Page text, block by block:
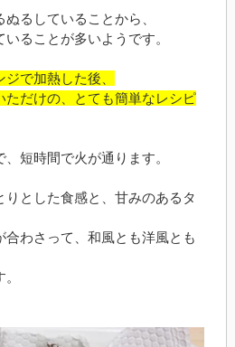
るしていることから、
ることが多いようです。
で加熱した後、
ただけの、とても簡単なレシピ
短時間で火が通ります。
とした食感と、甘みのあるタ
わさって、和風とも洋風とも